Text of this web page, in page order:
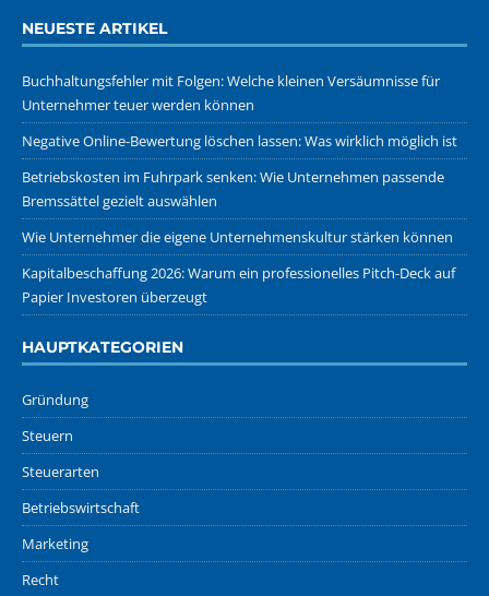
NEUESTE ARTIKEL
Buchhaltungsfehler mit Folgen: Welche kleinen Versäumnisse für
Unternehmer teuer werden können
Negative Online-Bewertung löschen lassen: Was wirklich möglich ist
Betriebskosten im Fuhrpark senken: Wie Unternehmen passende
Bremssättel gezielt auswählen
Wie Unternehmer die eigene Unternehmenskultur stärken können
Kapitalbeschaffung 2026: Warum ein professionelles Pitch-Deck auf
Papier Investoren überzeugt
HAUPTKATEGORIEN
Gründung
Steuern
Steuerarten
Betriebswirtschaft
Marketing
Recht